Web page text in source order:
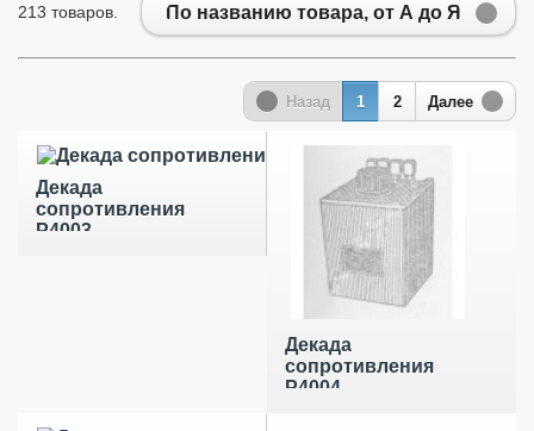
По названию товара, от А до Я
213 товаров.
Назад 1 2 Далее
Декада
сопротивления
Р4003
Декада
сопротивления
Р4004